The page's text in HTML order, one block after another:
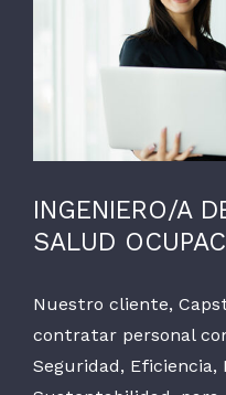
INGENIERO/A
SALUD
Nuestro cliente,
contratar personal
Seguridad, Eficiencia,